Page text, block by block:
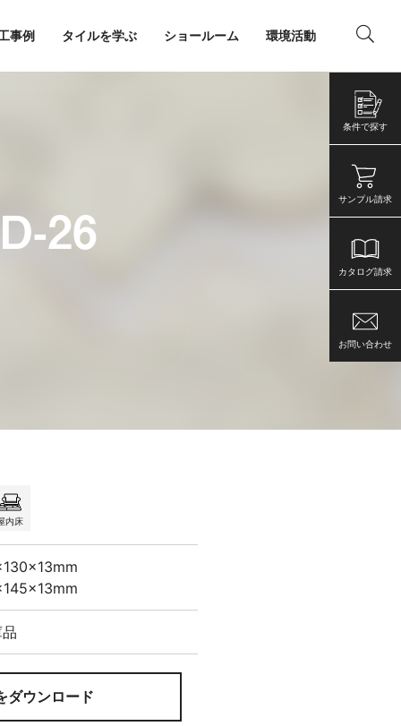
事例 タイルを学ぶ ショールーム 環境活動
条件で探す
サンプル請求
カタログ請求
お問い合わせ
26
内床
ダウンロード